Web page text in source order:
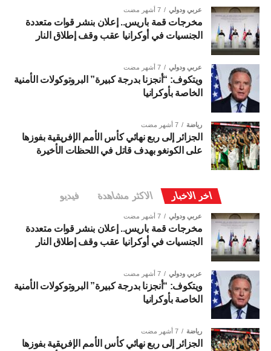
عربي ودولي 7 أشهر مضت
مخرجات قمة باريس.. إعلان بنشر قوات متعددة
الجنسيات في أوكرانيا عقب وقف إطلاق النار
عربي ودولي 7 أشهر مضت
ويتكوف: “أنجزنا بدرجة كبيرة” البروتوكولات الأمنية
الخاصة بأوكرانيا
رياضة 7 أشهر مضت
الجزائر إلى ربع نهائي كأس الأمم الإفريقية بفوزها
على الكونغو بهدف قاتل في اللحظات الأخيرة
اخر الاخبار الاكثر مشاهدة فيديو
عربي ودولي 7 أشهر مضت
مخرجات قمة باريس.. إعلان بنشر قوات متعددة
الجنسيات في أوكرانيا عقب وقف إطلاق النار
عربي ودولي 7 أشهر مضت
ويتكوف: “أنجزنا بدرجة كبيرة” البروتوكولات الأمنية
الخاصة بأوكرانيا
رياضة 7 أشهر مضت
الجزائر إلى ربع نهائي كأس الأمم الإفريقية بفوزها